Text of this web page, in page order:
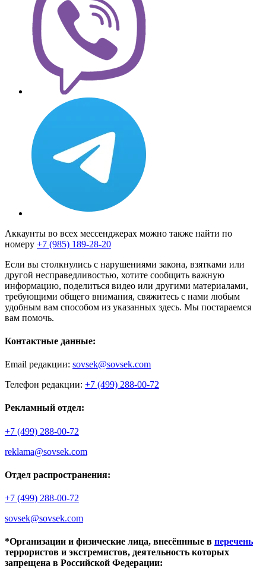
Аккаунты во всех мессенджерах можно также найти по
номеру +7 (985) 189-28-20
Если вы столкнулись с нарушениями закона, взятками или
другой несправедливостью, хотите сообщить важную
информацию, поделиться видео или другими материалами,
требующими общего внимания, свяжитесь с нами любым
удобным вам способом из указанных здесь. Мы постараемся
вам помочь.
Контактные данные:
Email редакции: sovsek@sovsek.com
Телефон редакции: +7 (499) 288-00-72
Рекламный отдел:
+7 (499) 288-00-72
reklama@sovsek.com
Отдел распространения:
+7 (499) 288-00-72
sovsek@sovsek.com
*Организации и физические лица, внесённные в перечень
террористов и экстремистов, деятельность которых
запрещена в Российской Федерации: